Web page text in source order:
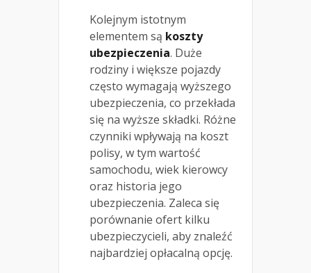
Kolejnym istotnym
elementem są koszty
ubezpieczenia. Duże
rodziny i większe pojazdy
często wymagają wyższego
ubezpieczenia, co przekłada
się na wyższe składki. Różne
czynniki wpływają na koszt
polisy, w tym wartość
samochodu, wiek kierowcy
oraz historia jego
ubezpieczenia. Zaleca się
porównanie ofert kilku
ubezpieczycieli, aby znaleźć
najbardziej opłacalną opcję.